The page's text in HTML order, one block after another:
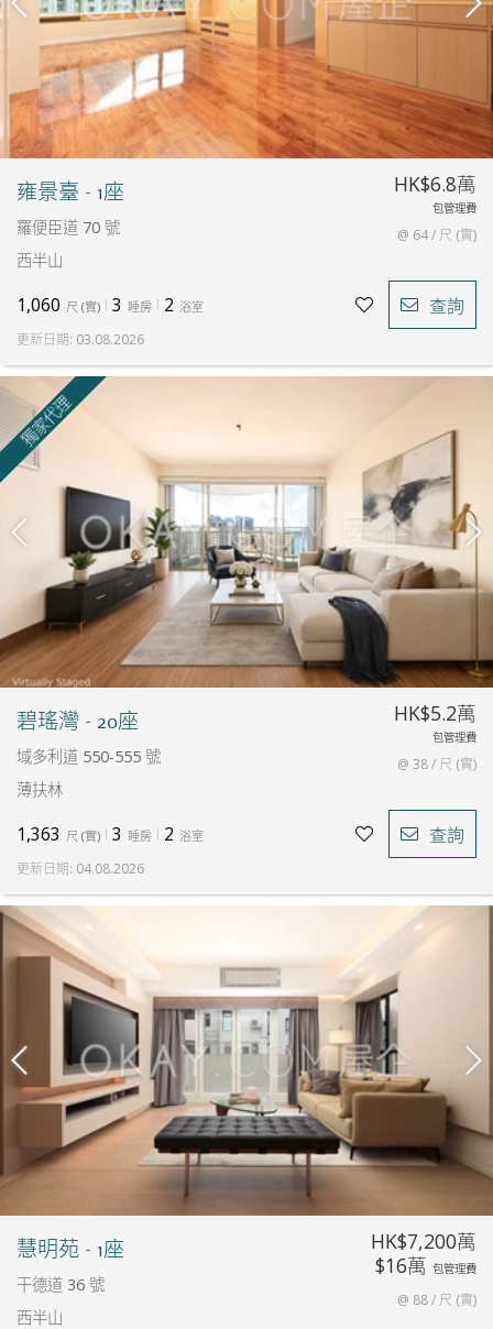
雍景臺 - 1座
羅便臣道 70 號
西半山
HK$6.8萬
包管理費
@ 64 / 尺 (實)
1,060 尺 (實) 3 睡房 2 浴室 查詢
更新日期: 03.08.2026
碧瑤灣 - 20座
域多利道 550-555 號
薄扶林
HK$5.2萬
包管理費
@ 38 / 尺 (實)
1,363 尺 (實) 3 睡房 2 浴室 查詢
更新日期: 04.08.2026
獨家代理
慧明苑 - 1座
干德道 36 號
西半山
HK$7,200萬
$16萬 包管理費
@ 88 / 尺 (實)